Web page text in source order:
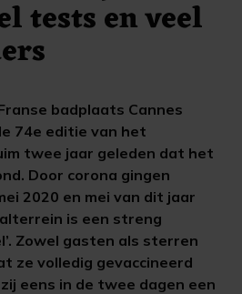
tests en veel
badplaats Cannes
74e editie van het
twee jaar geleden dat het
Door corona gingen
2020 en mei van dit jaar
is een streng
Zowel gasten als sterren
ze volledig gevaccineerd
eens in de twee dagen een